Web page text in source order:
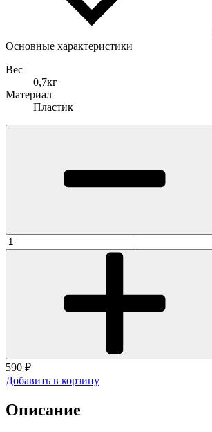
Основные характеристики
Вес
0,7кг
Материал
Пластик
590 ₽
Добавить в корзину
Описание